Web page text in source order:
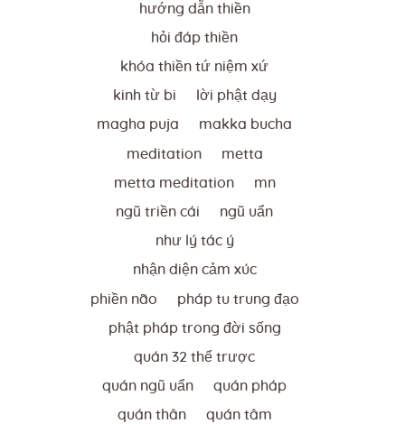
hướng dẫn thiền
hỏi đáp thiền
khóa thiền tứ niệm xứ
kinh từ bi lời phật dạy
magha puja makka bucha
meditation metta
metta meditation mn
ngũ triền cái ngũ uẩn
như lý tác ý
nhận diện cảm xúc
phiền não pháp tu trung đạo
phật pháp trong đời sống
quán 32 thể trược
quán ngũ uẩn quán pháp
quán thân quán tâm